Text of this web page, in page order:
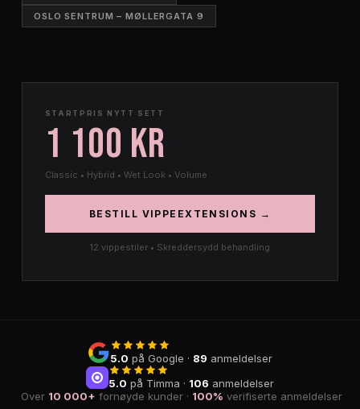
OSLO SENTRUM – MØLLERGATA 9
STARTPRIS NYTT SETT
1 100 KR
Classic • Hybrid • Wet Look • Volume
BESTILL VIPPEEXTENSIONS →
12 vippestiler • Skreddersydd behandling
5.0 på Google · 89 anmeldelser
5.0 på Timma · 106 anmeldelser
Over 10 000+ fornøyde kunder · 100% verifiserte anmeldelser